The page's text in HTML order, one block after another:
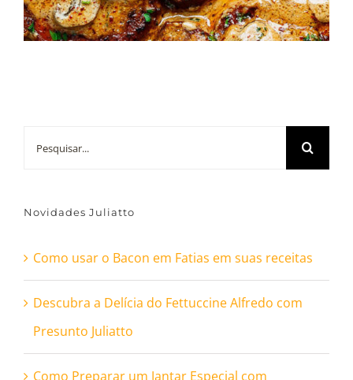
Novidades Juliatto
Como usar o Bacon em Fatias em suas receitas
Descubra a Delícia do Fettuccine Alfredo com
Presunto Juliatto
Como Preparar um Jantar Especial com